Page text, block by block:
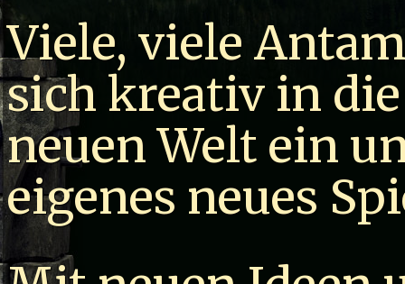
Viele, viele
sich kreativ in
neuen Welt ein
eigenes neues